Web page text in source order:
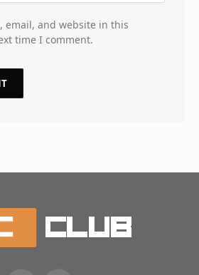
email, and website in this
time I comment.